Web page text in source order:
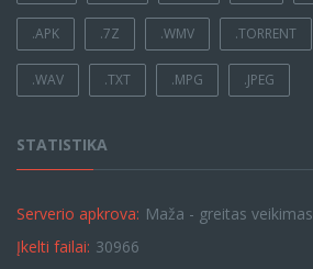
.APK .7Z .WMV .TORRENT
.WAV .TXT .MPG .JPEG
STATISTIKA
Serverio apkrova: Maža - greitas veikimas
Įkelti failai: 30966